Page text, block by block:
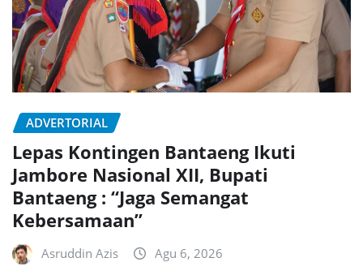
ADVERTORIAL
Lepas Kontingen Bantaeng Ikuti
Jambore Nasional XII, Bupati
Bantaeng : “Jaga Semangat
Kebersamaan”
Asruddin Azis Agu 6, 2026